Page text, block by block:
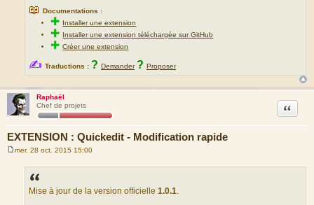
📖 Documentations :
✚ Installer une extension
✚ Installer une extension téléchargée sur GitHub
✚Créer une extension
✍ Traductions : ? Demander ? Proposer
Raphaël
Chef de projets
EXTENSION : Quickedit - Modification rapide
Citation
mer. 28 oct. 2015 15:00
Mise à jour de la version officielle 1.0.1.